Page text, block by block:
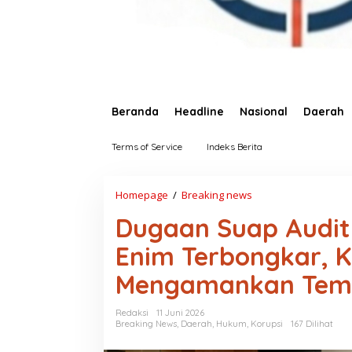
Beranda Headline Nasional Daerah
Terms of Service Indeks Berita
Homepage / Breaking news
g
a
a
n
S
u
p
Dugaan Suap
Enim Terbongkar,
Mengamankan
Redaksi
11 Juni 2026
Breaking News, Daerah, Hukum, Korupsi 167 Dilihat